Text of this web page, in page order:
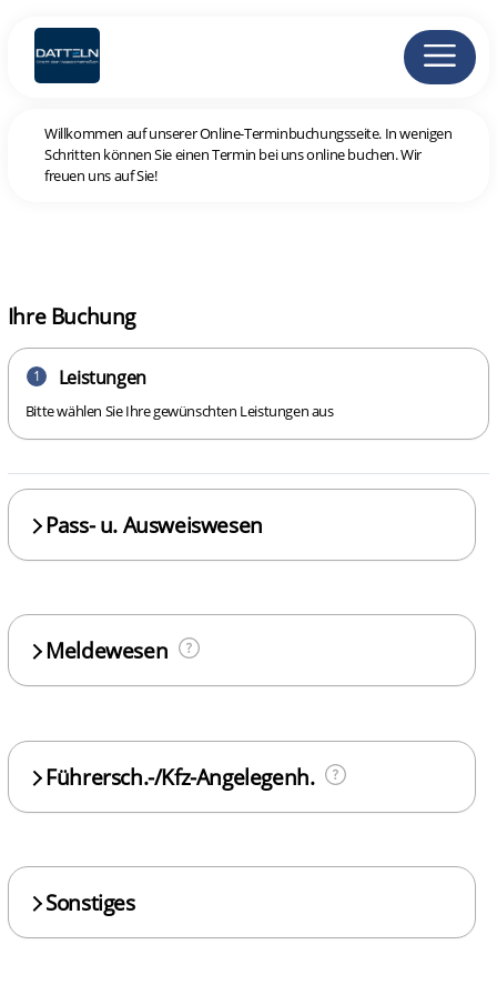
Willkommen auf unserer Online-Terminbuchungsseite. In wenigen
Schritten können Sie einen Termin bei uns online buchen. Wir
freuen uns auf Sie!
Pass- u. Ausweiswesen
Meldewesen
Führersch.-/Kfz-Angelegenh.
Sonstiges
Ihre Buchung
1 Leistungen
Bitte wählen Sie Ihre gewünschten Leistungen aus